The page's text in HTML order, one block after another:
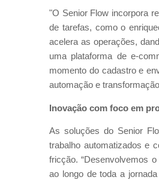
"O Senior Flow incorpora
de tarefas, como o
acelera as operações,
uma plataforma de e-
momento do cadastro e
automação e
Inovação com foco em
As soluções do Senior
trabalho automatizados e
fricção. “Desenvolvemos
ao longo de toda a